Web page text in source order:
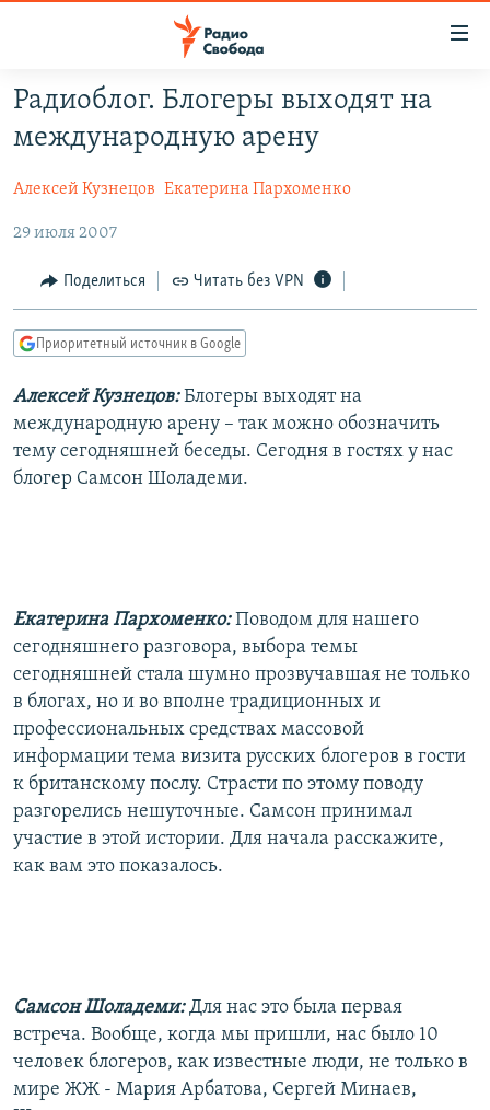
упрощенного
доступа
содержанию
Вернутся
главной
навигации
поиску
ПРОГРАММЫ
ПОДКАСТЫ
АВТОРСКИЕ ПРОЕКТЫ
ЦИТАТЫ СВОБОДЫ
МНЕНИЯ
КУЛЬТУРА
IDEL.РЕАЛИИ
КАВКАЗ.РЕАЛИИ
СЕВЕР.РЕАЛИИ
СИБИРЬ.РЕАЛИИ
СОЦИАЛЬНЫЕ СЕТИ
Все сайты РСЕ/РС
Радиоблог. Блогеры выходят на
международную арену
Алексей Кузнецов Екатерина Пархоменко
29 июля 2007
Поделиться Читать без VPN
Приоритетный источник в Google
Алексей Кузнецов:Блогеры выходят на
международную арену – так можно обозначить
тему сегодняшней беседы. Сегодня в гостях у нас
блогер Самсон Шоладеми.
Екатерина Пархоменко:Поводом для нашего
сегодняшнего разговора, выбора темы
сегодняшней стала шумно прозвучавшая не только
в блогах, но и во вполне традиционных и
профессиональных средствах массовой
информации тема визита русских блогеров в гости
к британскому послу. Страсти по этому поводу
разгорелись нешуточные. Самсон принимал
участие в этой истории. Для начала расскажите,
как вам это показалось.
Самсон Шоладеми:Для нас это была первая
встреча. Вообще, когда мы пришли, нас было 10
человек блогеров, как известные люди, не только в
мире ЖЖ - Мария Арбатова, Сергей Минаев,